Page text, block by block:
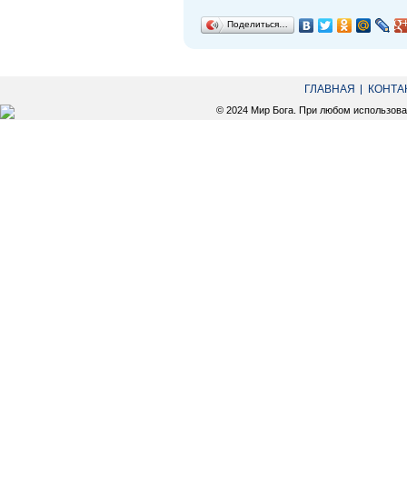
Поделиться…
ГЛАВНАЯ
© 2024 Мир Бога. При любом